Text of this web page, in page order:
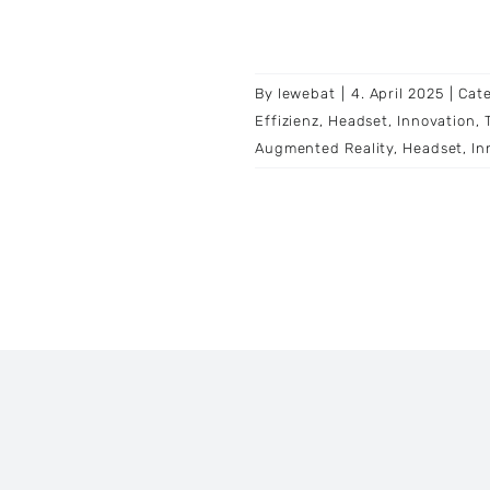
By lewebat 4. April 2025
Effizienz, Headset, Innovation ,
Augmented Reality, Headset,